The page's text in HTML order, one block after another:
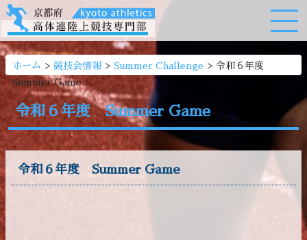
ホーム > 競技会情報 > Summer Challenge > 令和６年度
Summer Game
令和６年度 Summer Game
令和６年度 Summer Game